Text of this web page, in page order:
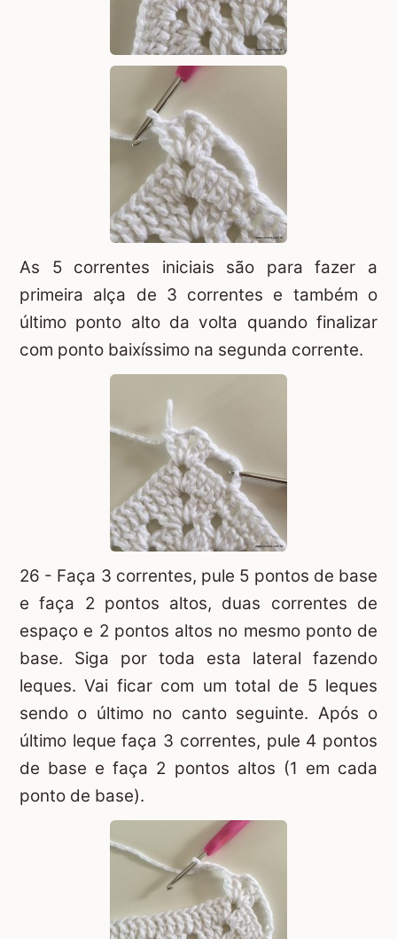
As 5 correntes iniciais são para fazer a
primeira alça de 3 correntes e também o
último ponto alto da volta quando finalizar
com ponto baixíssimo na segunda corrente.
26 - Faça 3 correntes, pule 5 pontos de base
e faça 2 pontos altos, duas correntes de
espaço e 2 pontos altos no mesmo ponto de
base. Siga por toda esta lateral fazendo
leques. Vai ficar com um total de 5 leques
sendo o último no canto seguinte. Após o
último leque faça 3 correntes, pule 4 pontos
de base e faça 2 pontos altos (1 em cada
ponto de base).